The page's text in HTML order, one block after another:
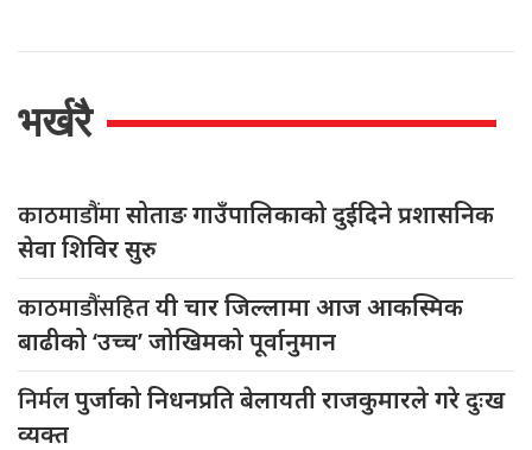
भर्खरै
काठमाडौंमासोताङ गाउँपालिकाको दुईदिने प्रशासनिक
सेवा शिविर सुरु
काठमाडौंसहितयी चार जिल्लामा आज आकस्मिक
बाढीको ‘उच्च’ जोखिमको पूर्वानुमान
निर्मलपुर्जाको निधनप्रति बेलायती राजकुमारले गरे दुःख
व्यक्त